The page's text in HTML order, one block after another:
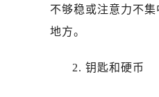
不够稳或注意力不
地方。
2. 钥匙和硬币